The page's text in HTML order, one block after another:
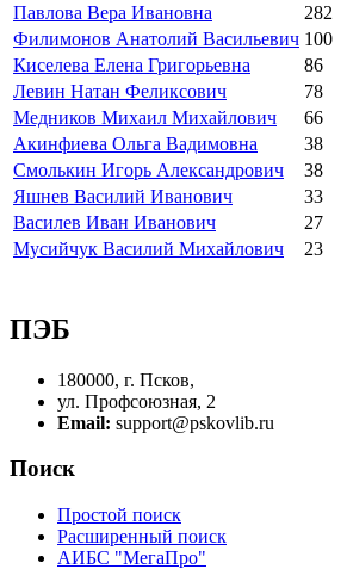
Павлова Вера Ивановна
282
Филимонов Анатолий Васильевич 100
Киселева Елена Григорьевна
86
Левин Натан Феликсович
78
Медников Михаил Михайлович
66
Акинфиева Ольга Вадимовна
38
Смолькин Игорь Александрович
38
Яшнев Василий Иванович
33
Василев Иван Иванович
27
Мусийчук Василий Михайлович
23
ПЭБ
180000, г. Псков,
ул. Профсоюзная, 2
Email: support@pskovlib.ru
Поиск
Простой поиск
Расширенный поиск
АИБС "МегаПро"